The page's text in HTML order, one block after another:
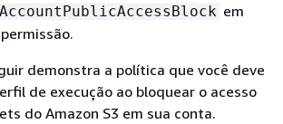
em
demonstra a política que você deve
de execução ao bloquear o acesso
do Amazon S3 em sua conta.